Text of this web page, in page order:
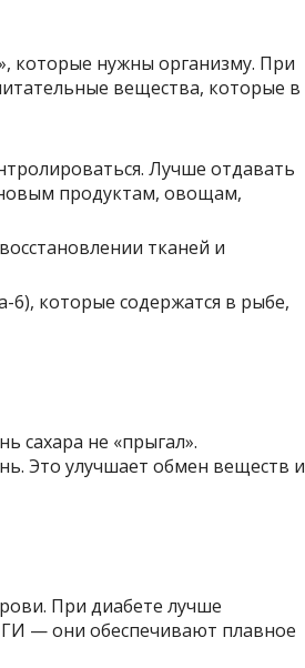
которые нужны организму. При
вещества, которые в
Лучше отдавать
продуктам, овощам,
тканей и
которые содержатся в рыбе,
сахара не «прыгал».
Это улучшает обмен веществ и
При диабете лучше
— они обеспечивают плавное